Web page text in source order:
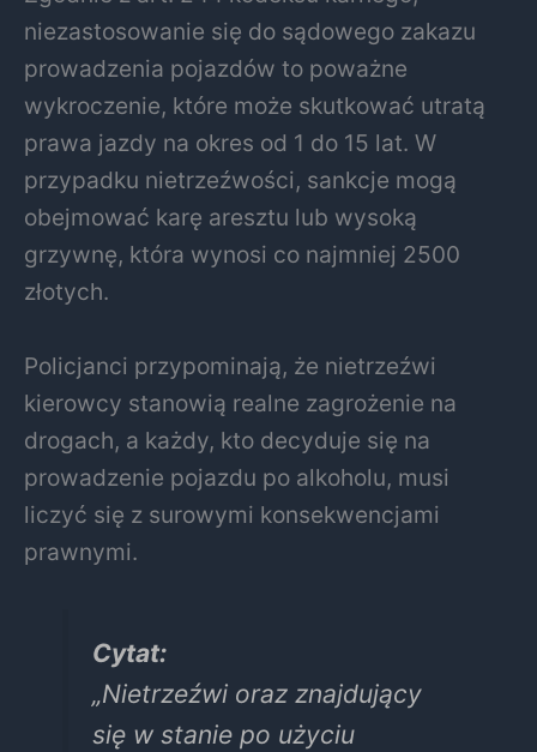
niezastosowanie się do sądowego zakazu
prowadzenia pojazdów to poważne
wykroczenie, które może skutkować utratą
prawa jazdy na okres od 1 do 15 lat. W
przypadku nietrzeźwości, sankcje mogą
obejmować karę aresztu lub wysoką
grzywnę, która wynosi co najmniej 2500
złotych.
Policjanci przypominają, że nietrzeźwi
kierowcy stanowią realne zagrożenie na
drogach, a każdy, kto decyduje się na
prowadzenie pojazdu po alkoholu, musi
liczyć się z surowymi konsekwencjami
prawnymi.
Cytat:
„Nietrzeźwi oraz znajdujący
się w stanie po użyciu